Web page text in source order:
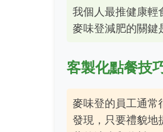
我個人最推健康輕
麥味登減肥的關鍵
客製化點餐技
麥味登的員工通常
發現，只要禮貌地